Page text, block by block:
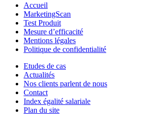
Accueil
MarketingScan
Test Produit
Mesure d’efficacité
Mentions légales
Politique de confidentialité
Etudes de cas
Actualités
Nos clients parlent de nous
Contact
Index égalité salariale
Plan du site